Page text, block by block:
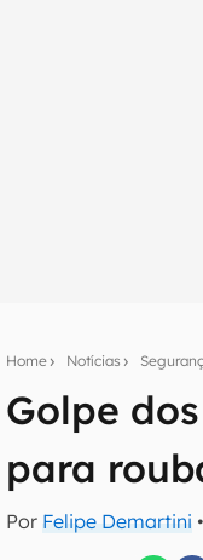
Home Notícias
Golpe
para
Por Felipe Demartini
Seu
Assine a
mão.
E-mail